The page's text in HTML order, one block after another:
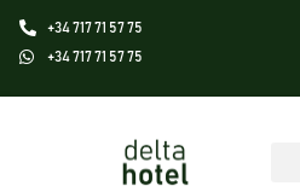
+34 717 71 57 75
+34 717 71 57 75